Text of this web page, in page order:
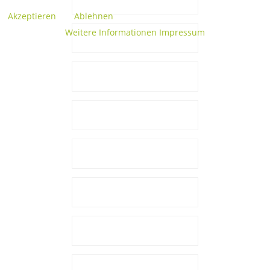
Akzeptieren
Ablehnen
Weitere Informationen Impressum